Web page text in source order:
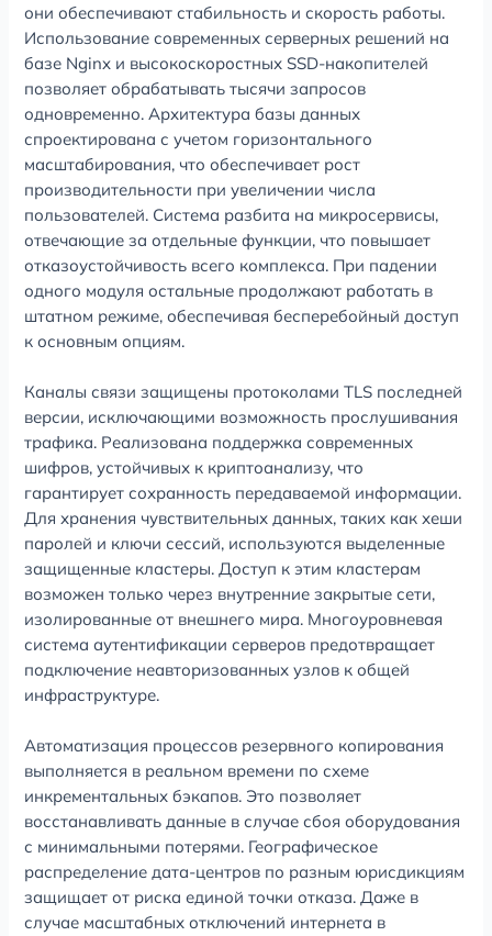
они обеспечивают стабильность и скорость работы.
Использование современных серверных решений на
базе Nginx и высокоскоростных SSD-накопителей
позволяет обрабатывать тысячи запросов
одновременно. Архитектура базы данных
спроектирована с учетом горизонтального
масштабирования, что обеспечивает рост
производительности при увеличении числа
пользователей. Система разбита на микросервисы,
отвечающие за отдельные функции, что повышает
отказоустойчивость всего комплекса. При падении
одного модуля остальные продолжают работать в
штатном режиме, обеспечивая бесперебойный доступ
к основным опциям.
Каналы связи защищены протоколами TLS последней
версии, исключающими возможность прослушивания
трафика. Реализована поддержка современных
шифров, устойчивых к криптоанализу, что
гарантирует сохранность передаваемой информации.
Для хранения чувствительных данных, таких как хеши
паролей и ключи сессий, используются выделенные
защищенные кластеры. Доступ к этим кластерам
возможен только через внутренние закрытые сети,
изолированные от внешнего мира. Многоуровневая
система аутентификации серверов предотвращает
подключение неавторизованных узлов к общей
инфраструктуре.
Автоматизация процессов резервного копирования
выполняется в реальном времени по схеме
инкрементальных бэкапов. Это позволяет
восстанавливать данные в случае сбоя оборудования
с минимальными потерями. Географическое
распределение дата-центров по разным юрисдикциям
защищает от риска единой точки отказа. Даже в
случае масштабных отключений интернета в